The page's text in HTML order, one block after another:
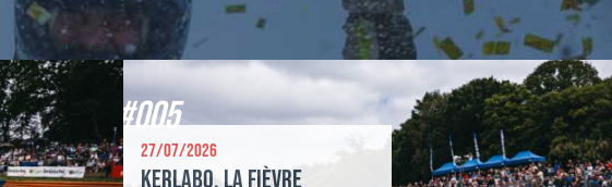
#005
27/07/2026
Kerlabo, la fièvre